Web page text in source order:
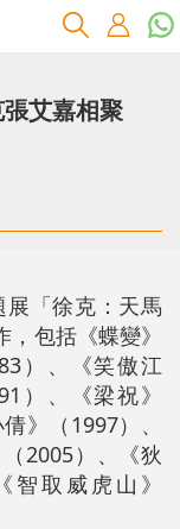
艾嘉相聚
「徐克：天馬
包括《蝶變》
）、《笑傲江
）、《梁祝》
》（1997）、
2005）、《狄
取威虎山》